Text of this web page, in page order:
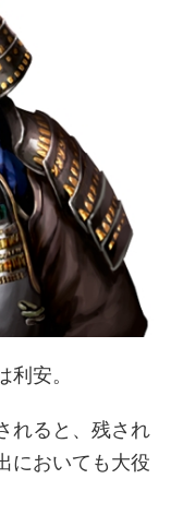
安。
れると、残され
においても大役